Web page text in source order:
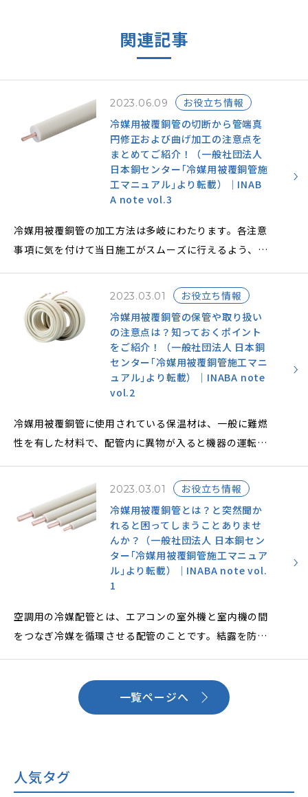
関連記事
2023.06.09
お役立ち情報
冷媒用被覆銅管の切断から管端真
円修正および曲げ加工の注意点を
まとめてご紹介！（一般社団法人
日本銅センター｢冷媒用被覆銅管施
工マニュアル｣より転載）｜INAB
A note vol.3
冷媒用被覆銅管の加工方法は多岐にわたります。各注意
事項に気を付けて当日施工がスムーズに行えるよう、事
2023.03.01
お役立ち情報
冷媒用被覆銅管の保管や取り扱い
の注意点は？知っておくポイント
をご紹介！（一般社団法人 日本銅
センター｢冷媒用被覆銅管施工マニ
ュアル｣より転載）｜INABA note
vol.2
冷媒用被覆銅管に使用されている保温材は、一般に難燃
性を有した材料で、配管内に異物が入ると機器の運転に
るポイントがいくつかあります。
当日施工がスムーズに行えるように事前にポイントを抑
えておきましょう。
2023.03.01
お役立ち情報
冷媒用被覆銅管とは？と突然聞か
れると困ってしまうことありませ
んか？（一般社団法人 日本銅セン
ター｢冷媒用被覆銅管施工マニュア
ル｣より転載）｜INABA note vol.
1
空調用の冷媒配管とは、エアコンの室外機と室内機の間
をつなぎ冷媒を循環させる配管のことです。結露を防止
交通省営繕部監修・公共建築工事標準仕様書（機械設備
工事編）に掲載されました。また2020年、一般用途冷
一覧ページへ
人気タグ